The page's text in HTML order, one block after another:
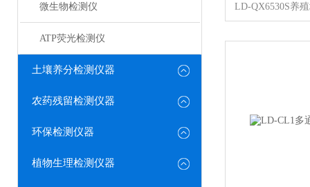
微生物检测仪
ATP荧光检测仪
土壤养分检测仪器
农药残留检测仪器
环保检测仪器
植物生理检测仪器